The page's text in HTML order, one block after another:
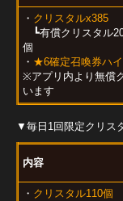
・ クリスタルx385
┗有償クリスタル
個
・ ★6確定召喚券ハ
※アプリ内より無償
います
▼毎日1回限定クリス
内容
・ クリスタル110個